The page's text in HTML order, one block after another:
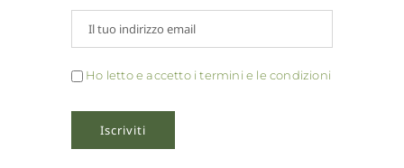
Ho letto e accetto i termini e le condizioni